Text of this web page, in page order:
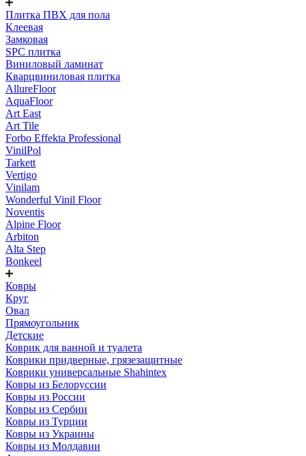
Плитка ПВХ для пола
Клеевая
Замковая
SPC плитка
Виниловый ламинат
Кварцвиниловая плитка
AllureFloor
AquaFloor
Art East
Art Tile
Forbo Effekta Professional
VinilPol
Tarkett
Vertigo
Vinilam
Wonderful Vinil Floor
Noventis
Alpine Floor
Arbiton
Alta Step
Bonkeel
Ковры
Круг
Овал
Прямоугольник
Детские
Коврик для ванной и туалета
Коврики придверные, грязезащитные
Коврики универсальные Shahintex
Ковры из Белоруссии
Ковры из России
Ковры из Сербии
Ковры из Турции
Ковры из Украины
Ковры из Молдавии